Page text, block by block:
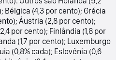
Bélgica (4,3 por cento); Grécia
Áustria (2,8 por cento);
por cento); Finlândia (1,8 por
(1,7 por cento); Luxemburgo
(0,8% cada); Eslovênia (0,6